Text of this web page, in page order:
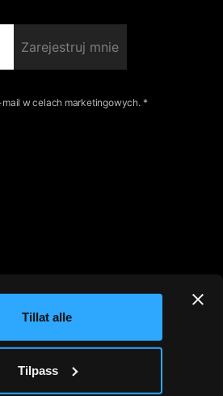
Tillat alle
Tilpass
Zarejestruj mnie
w celach marketingowych. *